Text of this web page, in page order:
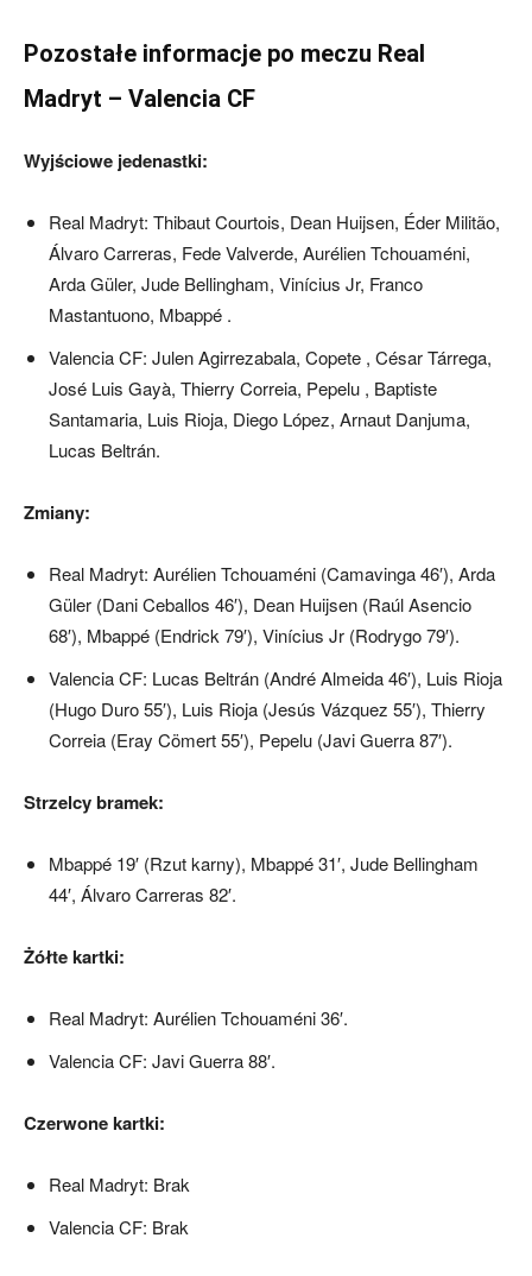
Pozostałe informacje po meczu Real
Madryt – Valencia CF
Wyjściowe jedenastki:
Real Madryt: Thibaut Courtois, Dean Huijsen, Éder Militão,
Álvaro Carreras, Fede Valverde, Aurélien Tchouaméni,
Arda Güler, Jude Bellingham, Vinícius Jr, Franco
Mastantuono, Mbappé .
Valencia CF: Julen Agirrezabala, Copete , César Tárrega,
José Luis Gayà, Thierry Correia, Pepelu , Baptiste
Santamaria, Luis Rioja, Diego López, Arnaut Danjuma,
Lucas Beltrán.
Zmiany:
Real Madryt: Aurélien Tchouaméni (Camavinga 46′), Arda
Güler (Dani Ceballos 46′), Dean Huijsen (Raúl Asencio
68′), Mbappé (Endrick 79′), Vinícius Jr (Rodrygo 79′).
Valencia CF: Lucas Beltrán (André Almeida 46′), Luis Rioja
(Hugo Duro 55′), Luis Rioja (Jesús Vázquez 55′), Thierry
Correia (Eray Cömert 55′), Pepelu (Javi Guerra 87′).
Strzelcy bramek:
Mbappé 19′ (Rzut karny), Mbappé 31′, Jude Bellingham
44′, Álvaro Carreras 82′.
Żółte kartki:
Real Madryt: Aurélien Tchouaméni 36′.
Valencia CF: Javi Guerra 88′.
Czerwone kartki:
Real Madryt: Brak
Valencia CF: Brak